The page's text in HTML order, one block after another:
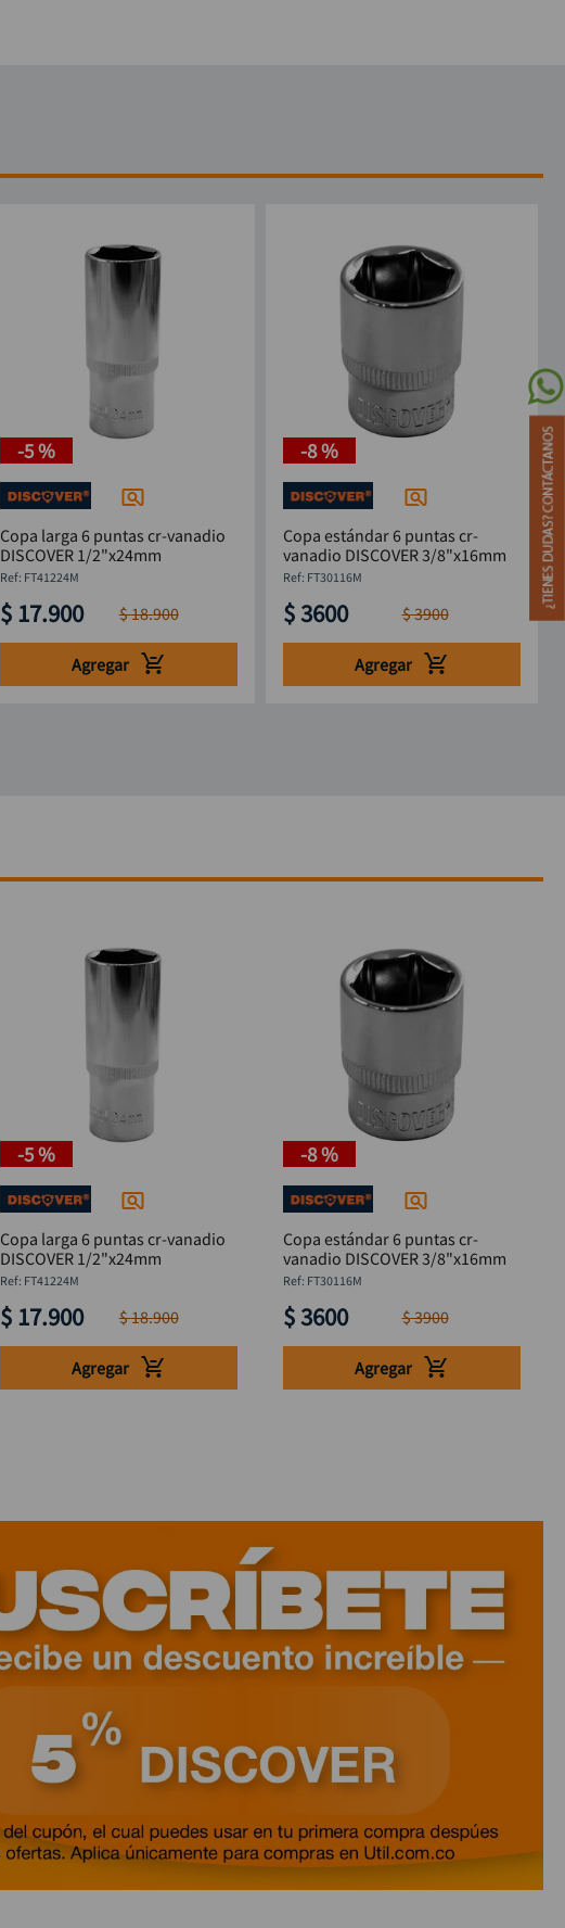
-5 %
Copa larga 6 puntas cr-vanadio
DISCOVER 1/2"x24mm
: FT41224M
$ 17.900 $18.900
Agregar
-8 %
Copa estándar 6 puntas cr-
vanadio DISCOVER 3/8"x16mm
: FT30116M
$3600 $3900
Agregar
-5 %
Copa larga 6 puntas cr-vanadio
DISCOVER 1/2"x24mm
: FT41224M
$ 17.900 $18.900
Agregar
-8 %
Copa estándar 6 puntas cr-
vanadio DISCOVER 3/8"x16mm
: FT30116M
$3600 $3900
Agregar